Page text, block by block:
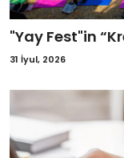
"Yay Fest"in
31 İyul, 2026